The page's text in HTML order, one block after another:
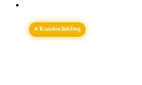
⭐ Kundenliebling